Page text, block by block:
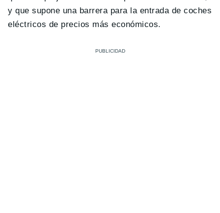
y que supone una barrera para la entrada de coches
eléctricos de precios más económicos.